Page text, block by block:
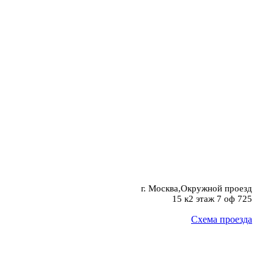
г. Москва,Окружной проезд
15 к2 этаж 7 оф 725
Схема проезда